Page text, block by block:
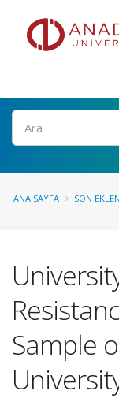
Ara
ANA SAYFA SON
Sample